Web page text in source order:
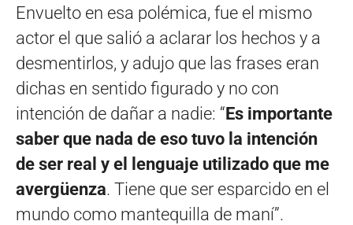
Envuelto en esa polémica, fue el mismo
actor el que salió a aclarar los hechos y a
desmentirlos, y adujo que las frases eran
dichas en sentido figurado y no con
intención de dañar a nadie: “Es importante
saber que nada de eso tuvo la intención
de ser real y el lenguaje utilizado que me
avergüenza. Tiene que ser esparcido en el
mundo como mantequilla de maní”.